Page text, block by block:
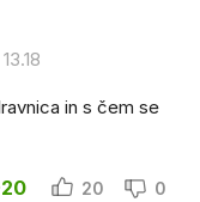
in s čem se
20 0